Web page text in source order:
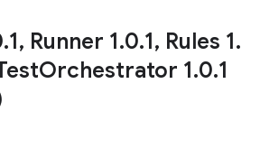
.1, Runner 1.0.1, Rules 1.
Orchestrator 1.0.1